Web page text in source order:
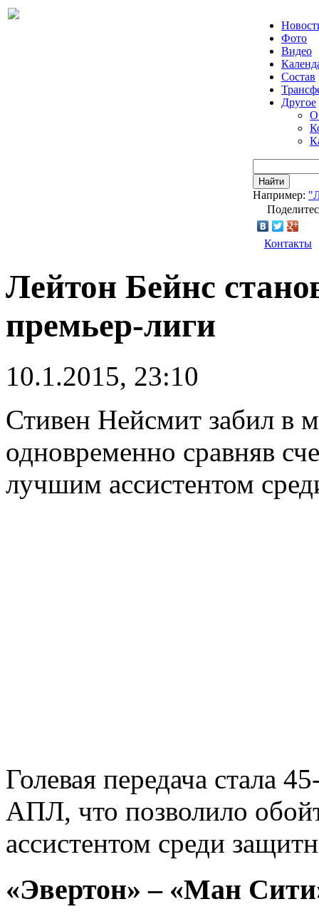
Фото
Видео
Состав
Другое
О
Найти
Например:
Контакты
Лейтон Бейнс
премьер-лиги
10.1.2015, 23:10
Стивен Нейсмит забил в
одновременно сравняв
лучшим ассистентом
Голевая передача стала
АПЛ, что позволило
ассистентом среди
«Эвертон» – «Ман